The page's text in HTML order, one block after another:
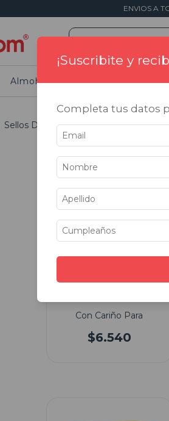
ENVIOS A
Almohadillas Sellos
Sellos Decorativos
Con Cariño Para
$6.540
¡Suscribite y
Completa tus datos